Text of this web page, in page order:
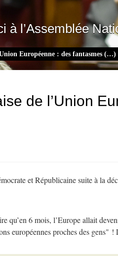
à l’Assemblée
Européenne : des fantasmes (…)
de l’Union
et Républicaine suite à la
qu’en 6 mois, l’Europe allait
européennes proches des gens" !